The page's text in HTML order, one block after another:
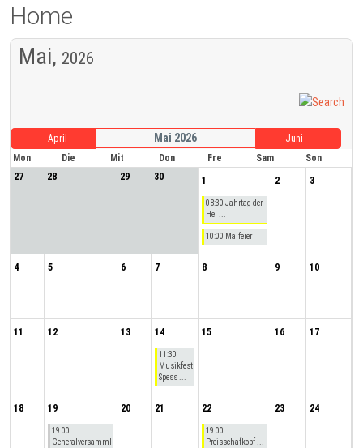
Home
Mai, 2026
April Mai 2026
Juni
Mon
Die Mit Don Fre Sam
Son
27
28 29 30 1
08:30 Jahrtag der
Hei ...
10:00 Maifeier
2 3
4 5 6 7 8 9 10
11 12 13 14
11:30
Musikfest
Spess ...
15 16 17
18 19
19:00
Generalversamml
20 21 22
19:00
Preisschafkopf ...
23 24